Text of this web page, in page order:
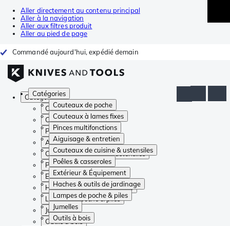
Aller directement au contenu principal
Aller à la navigation
Aller aux filtres produit
Aller au pied de page
Commandé aujourd'hui, expédié demain
Catégories
Couteaux de poche
Couteaux à lames fixes
Pinces multifonctions
Aiguisage & entretien
Couteaux de cuisine & ustensiles
Poêles & casseroles
Extérieur & Équipement
Haches & outils de jardinage
Lampes de poche & piles
Jumelles
Outils à bois
Catégories
Couteaux de poche
Couteaux à lames fixes
Pinces multifonctions
Aiguisage & entretien
Couteaux de cuisine & ustensiles
Poêles & casseroles
Extérieur & Équipement
Haches & outils de jardinage
Lampes de poche & piles
Jumelles
Outils à bois